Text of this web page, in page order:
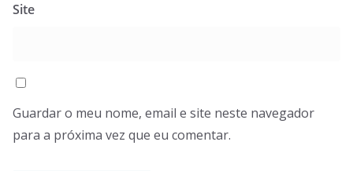
Site
Guardar o meu nome, email e site neste navegador
para a próxima vez que eu comentar.